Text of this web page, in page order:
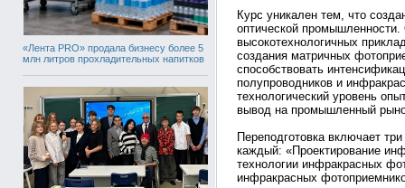
«Лента PRO» продала бизнесу более 5
млн литров прохладительных напитков
Курс уникален тем, что
оптической
высокотехнологичных
создания матричных
способствовать
полупроводников и
технологический уровень
вывод на промышленный
Переподготовка включает
каждый: «Проектирование
технологии инфракрасных
инфракрасных